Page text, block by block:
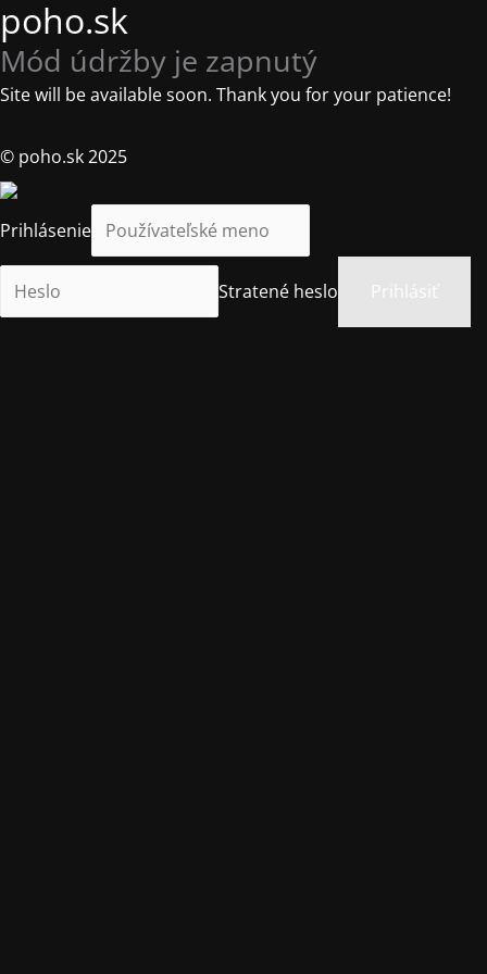
poho.sk
Mód údržby je zapnutý
Site will be available soon. Thank you for your patience!
© poho.sk 2025
Prihlásenie
Stratené heslo